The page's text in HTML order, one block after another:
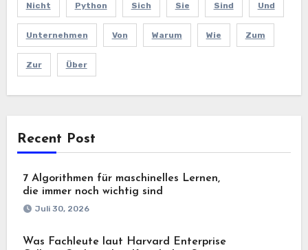
Nicht Python Sich Sie Sind Und
Unternehmen Von Warum Wie Zum
Zur Über
Recent Post
7 Algorithmen für maschinelles Lernen,
die immer noch wichtig sind
Juli 30, 2026
Was Fachleute laut Harvard Enterprise